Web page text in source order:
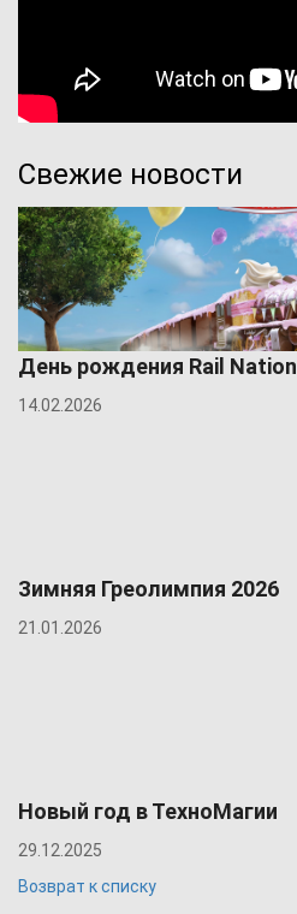
Свежие новости
День рождения Rail Nation
14.02.2026
Зимняя Греолимпия 2026
21.01.2026
Новый год в ТехноМагии
29.12.2025
Возврат к списку